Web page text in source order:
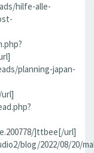
hilfe-alle-
planning-japan-
]ttbee[/url]
blog/2022/08/20/